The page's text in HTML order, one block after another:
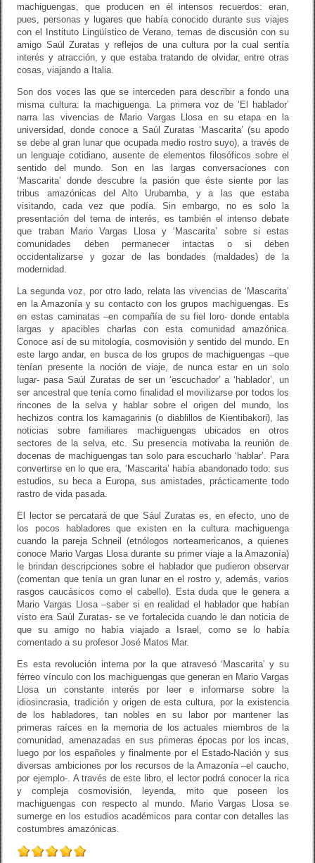
machiguengas, que producen en él intensos recuerdos: eran,
pues, personas y lugares que había conocido durante sus viajes
con el Instituto Lingüístico de Verano, temas de discusión con su
amigo Saúl Zuratas y reflejos de una cultura por la cual sentía
interés y atracción, y que estaba tratando de olvidar, entre otras
cosas, viajando a Italia.
Son dos voces las que se interceden para describir a fondo una
misma cultura: la machiguenga. La primera voz de ‘El hablador’
narra las vivencias de Mario Vargas Llosa en su etapa en la
universidad, donde conoce a Saúl Zuratas ‘Mascarita’ (su apodo
se debe al gran lunar que ocupada medio rostro suyo), a través de
un lenguaje cotidiano, ausente de elementos filosóficos sobre el
sentido del mundo. Son en las largas conversaciones con
‘Mascarita’ donde descubre la pasión que éste siente por las
tribus amazónicas del Alto Urubamba, y a las que estaba
visitando, cada vez que podía. Sin embargo, no es solo la
presentación del tema de interés, es también el intenso debate
que traban Mario Vargas Llosa y ‘Mascarita’ sobre si estas
comunidades deben permanecer intactas o si deben
occidentalizarse y gozar de las bondades (maldades) de la
modernidad.
La segunda voz, por otro lado, relata las vivencias de ‘Mascarita’
en la Amazonía y su contacto con los grupos machiguengas. Es
en estas caminatas –en compañía de su fiel loro- donde entabla
largas y apacibles charlas con esta comunidad amazónica.
Conoce así de su mitología, cosmovisión y sentido del mundo. En
este largo andar, en busca de los grupos de machiguengas –que
tenían presente la noción de viaje, de nunca estar en un solo
lugar- pasa Saúl Zuratas de ser un ‘escuchador’ a ‘hablador’, un
ser ancestral que tenía como finalidad el movilizarse por todos los
rincones de la selva y hablar sobre el origen del mundo, los
hechizos contra los kamagarinis (o diablillos de Kientibakori), las
noticias sobre familiares machiguengas ubicados en otros
sectores de la selva, etc. Su presencia motivaba la reunión de
docenas de machiguengas tan solo para escucharlo ‘hablar’. Para
convertirse en lo que era, ‘Mascarita’ había abandonado todo: sus
estudios, su beca a Europa, sus amistades, prácticamente todo
rastro de vida pasada.
El lector se percatará de que Sául Zuratas es, en efecto, uno de
los pocos habladores que existen en la cultura machiguenga
cuando la pareja Schneil (etnólogos norteamericanos, a quienes
conoce Mario Vargas Llosa durante su primer viaje a la Amazonía)
le brindan descripciones sobre el hablador que pudieron observar
(comentan que tenía un gran lunar en el rostro y, además, varios
rasgos caucásicos como el cabello). Esta duda que le genera a
Mario Vargas Llosa –saber si en realidad el hablador que habían
visto era Saúl Zuratas- se ve fortalecida cuando le dan noticia de
que su amigo no había viajado a Israel, como se lo había
comentado a su profesor José Matos Mar.
Es esta revolución interna por la que atravesó ‘Mascarita’ y su
férreo vínculo con los machiguengas que generan en Mario Vargas
Llosa un constante interés por leer e informarse sobre la
idiosincrasia, tradición y origen de esta cultura, por la existencia
de los habladores, tan nobles en su labor por mantener las
primeras raíces en la memoria de los actuales miembros de la
comunidad, amenazadas en sus primeras épocas por los incas,
luego por los españoles y finalmente por el Estado-Nación y sus
diversas ambiciones por los recursos de la Amazonía –el caucho,
por ejemplo-. A través de este libro, el lector podrá conocer la rica
y compleja cosmovisión, leyenda, mito que poseen los
machiguengas con respecto al mundo. Mario Vargas Llosa se
sumerge en los estudios académicos para contar con detalles las
costumbres amazónicas.